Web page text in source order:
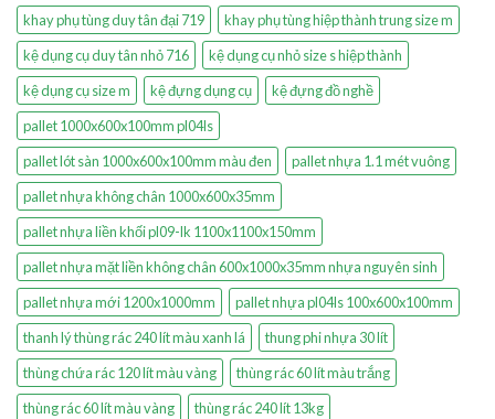
khay phụ tùng duy tân đại 719
khay phụ tùng hiệp thành trung size m
kệ dụng cụ duy tân nhỏ 716
kệ dụng cụ nhỏ size s hiệp thành
kệ dụng cụ size m
kệ đựng dụng cụ
kệ đựng đồ nghề
pallet 1000x600x100mm pl04ls
pallet lót sàn 1000x600x100mm màu đen
pallet nhựa 1.1 mét vuông
pallet nhựa không chân 1000x600x35mm
pallet nhựa liền khối pl09-lk 1100x1100x150mm
pallet nhựa mặt liền không chân 600x1000x35mm nhựa nguyên sinh
pallet nhựa mới 1200x1000mm
pallet nhựa pl04ls 100x600x100mm
thanh lý thùng rác 240 lít màu xanh lá
thung phi nhựa 30 lít
thùng chứa rác 120 lít màu vàng
thùng rác 60 lít màu trắng
thùng rác 60 lít màu vàng
thùng rác 240 lít 13kg